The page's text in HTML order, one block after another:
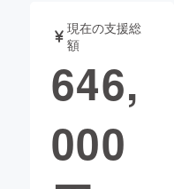
ゲーム・サ
書籍・雑誌
チャレンジ
現在の支援総
額
646,
000